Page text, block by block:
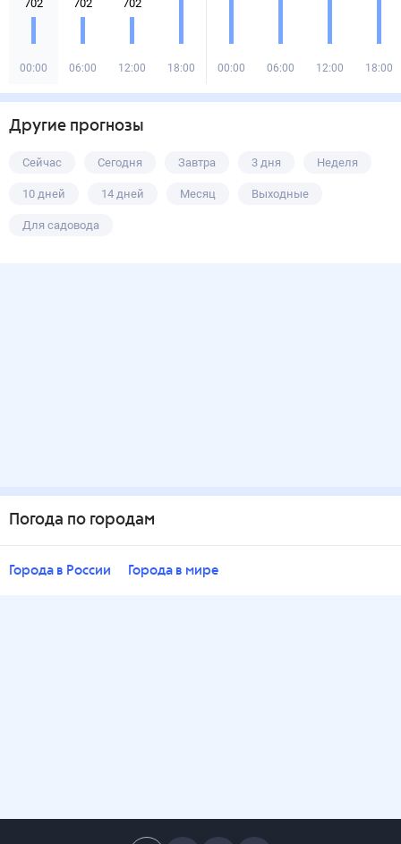
702
00:00
702
06:00
702
12:00 18:00 00:00 06:00 12:00 18:00
Другие прогнозы
Сейчас Сегодня Завтра 3 дня Неделя
10 дней 14 дней Месяц Выходные
Для садовода
Погода по городам
Города в России Города в мире